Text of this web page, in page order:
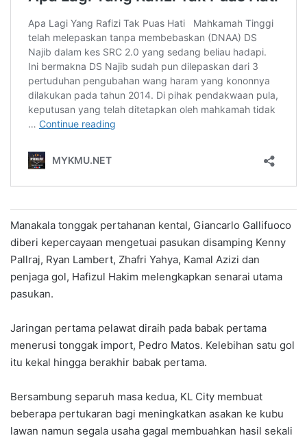
Manakala tonggak pertahanan kental, Giancarlo Gallifuoco
diberi kepercayaan mengetuai pasukan disamping Kenny
Pallraj, Ryan Lambert, Zhafri Yahya, Kamal Azizi dan
penjaga gol, Hafizul Hakim melengkapkan senarai utama
pasukan.
Jaringan pertama pelawat diraih pada babak pertama
menerusi tonggak import, Pedro Matos. Kelebihan satu gol
itu kekal hingga berakhir babak pertama.
Bersambung separuh masa kedua, KL City membuat
beberapa pertukaran bagi meningkatkan asakan ke kubu
lawan namun segala usaha gagal membuahkan hasil sekali